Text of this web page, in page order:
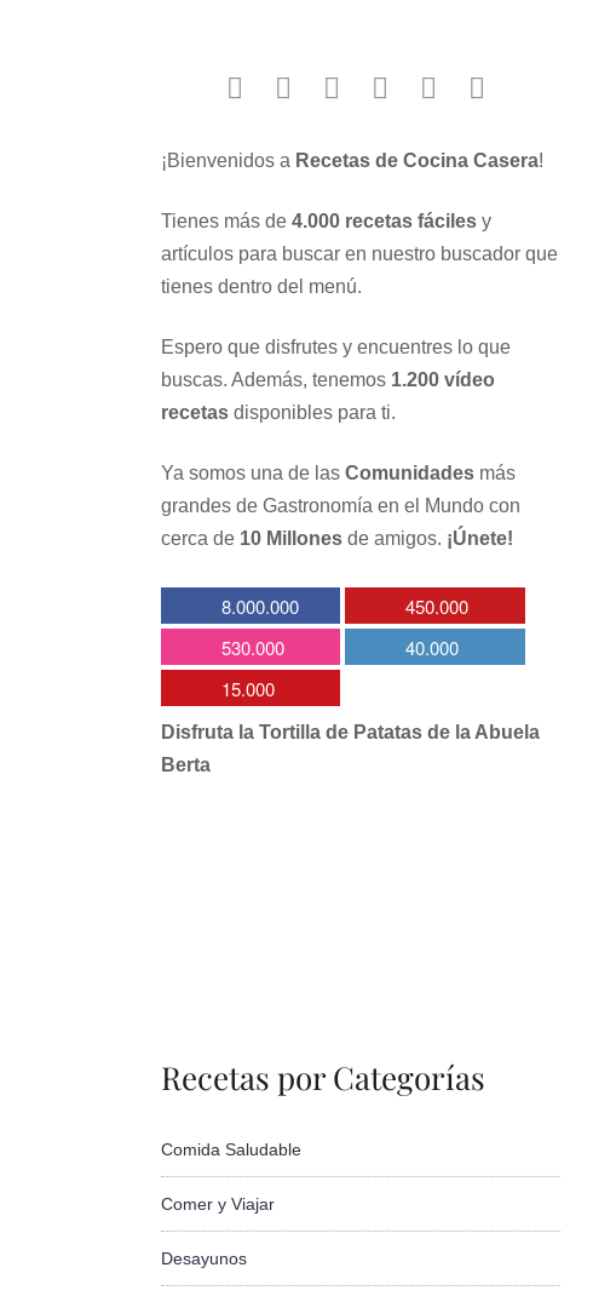
¡Bienvenidos a Recetas de Cocina Casera!
Tienes más de 4.000 recetas fácilesy
artículos para buscar en nuestro buscador que
tienes dentro del menú.
Espero que disfrutes y encuentres lo que
buscas. Además, tenemos 1.200 vídeo
recetasdisponibles para ti.
Ya somos una de las Comunidadesmás
grandes de Gastronomía en el Mundo con
cerca de 10 Millonesde amigos. ¡Únete!
8.000.000
450.000
530.000
40.000
15.000
Disfruta la Tortilla de Patatas de la Abuela
Berta
Recetas por Categorías
Comida Saludable
Comer y Viajar
Desayunos